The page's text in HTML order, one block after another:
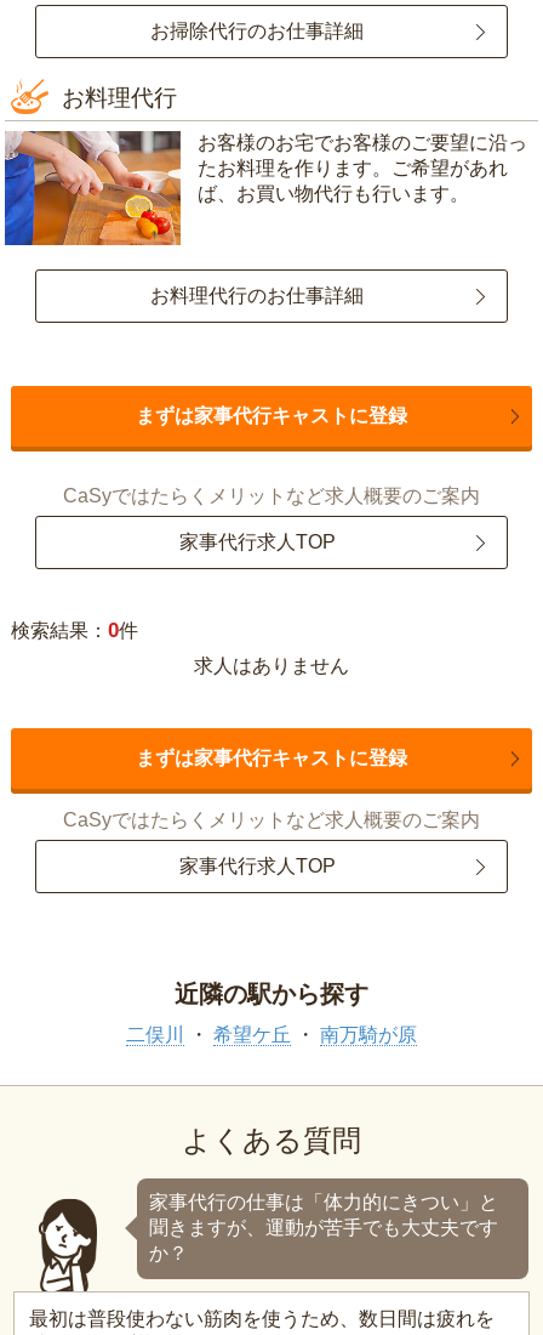
お掃除代行のお仕事詳細
お料理代行
お客様のお宅でお客様のご要望に沿っ
たお料理を作ります。ご希望があれ
ば、お買い物代行も行います。
お料理代行のお仕事詳細
まずは家事代行キャストに登録
CaSyではたらくメリットなど求人概要のご案内
家事代行求人TOP
検索結果： 0件
求人はありません
まずは家事代行キャストに登録
CaSyではたらくメリットなど求人概要のご案内
家事代行求人TOP
近隣の駅から探す
二俣川 希望ケ丘 南万騎が原
よくある質問
家事代行の仕事は「体力的にきつい」と
聞きますが、運動が苦手でも大丈夫です
か？
最初は普段使わない筋肉を使うため、数日間は疲れを